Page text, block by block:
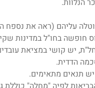
עליהם (ראה את נספח
חופשה בחו"ל במדינות
יש קושי במציאת
הדדית.
יש תנאים מתאימים.